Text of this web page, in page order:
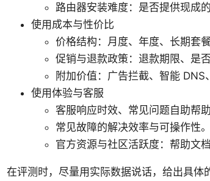
路由器安装难度：是否提供现成
使用成本与性价比
价格结构：月度、年度、长期套
促销与退款政策：退款期限、是
附加价值：广告拦截、智能 DNS
使用体验与客服
客服响应时效、常见问题自助帮
常见故障的解决效率与可操作性。
官方资源与社区活跃度：帮助文
在评测时，尽量用实际数据说话，给出具